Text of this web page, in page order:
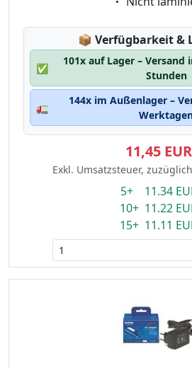
📦 Lagerstatus:
Verfügbarkeit &
✅
101x auf Lager – Versand
Stunden
🚛
144x im Außenlager –
11,45 EUR
Exkl. Umsatzsteuer,
5+ 11.34
10+ 11.22
15+ 11.11